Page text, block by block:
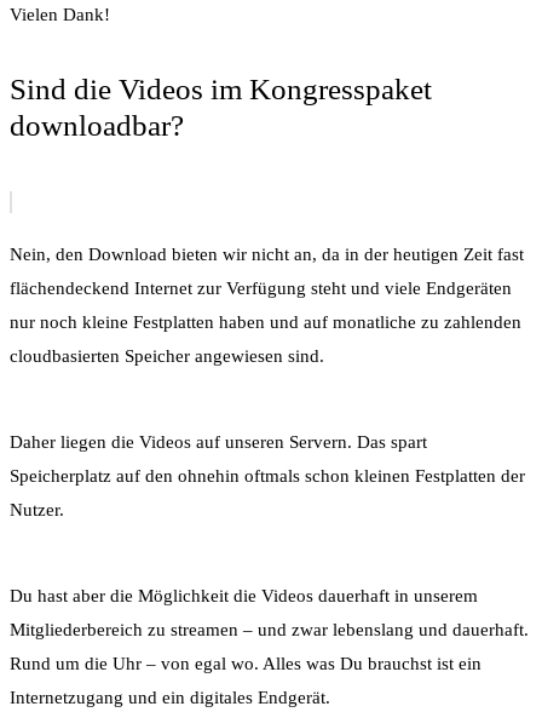
Vielen Dank!
Sind die Videos im Kongresspaket
downloadbar?
Nein, den Download bieten wir nicht an, da in der heutigen Zeit fast
flächendeckend Internet zur Verfügung steht und viele Endgeräten
nur noch kleine Festplatten haben und auf monatliche zu zahlenden
cloudbasierten Speicher angewiesen sind.
Daher liegen die Videos auf unseren Servern. Das spart
Speicherplatz auf den ohnehin oftmals schon kleinen Festplatten der
Nutzer.
Du hast aber die Möglichkeit die Videos dauerhaft in unserem
Mitgliederbereich zu streamen – und zwar lebenslang und dauerhaft.
Rund um die Uhr – von egal wo. Alles was Du brauchst ist ein
Internetzugang und ein digitales Endgerät.